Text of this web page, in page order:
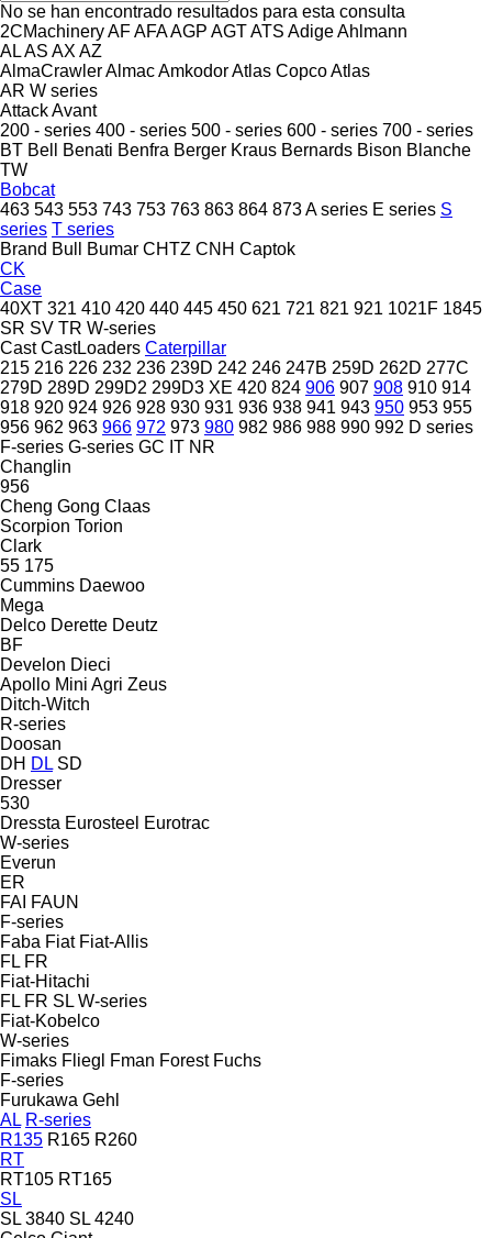
No se han encontrado resultados para esta consulta
2CMachineryAFAFAAGP AGTATS AdigeAhlmann
ALAS AX AZ
AlmaCrawlerAlmacAmkodorAtlas CopcoAtlas
AR W series
AttackAvant
200 - series 400 - series 500 - series 600 - series 700 - series
BT Bell Benati Benfra Berger Kraus Bernards Bison Blanche
TW
Bobcat
463 543 553 743 753 763 863 864 873A series E series S
series T series
Brand Bull Bumar CHTZ CNH Captok
CK
Case
40XT 321 410 420 440 445 450 621 721 821 921 1021F 1845
SR SV TR W-series
Cast CastLoaders Caterpillar
215 216 226 232 236 239D 242 246 247B 259D 262D 277C
279D 289D 299D2 299D3 XE 420 824 906 907 908 910 914
918 920 924 926 928 930 931 936 938 941 943 950 953 955
956 962 963 966 972 973 980 982 986 988 990 992 D series
F-series G-series GC IT NR
Changlin
956
Cheng Gong Claas
Scorpion Torion
Clark
55 175
Cummins Daewoo
Mega
Delco Derette Deutz
BF
Develon Dieci
Apollo Mini Agri Zeus
Ditch-Witch
R-series
Doosan
DH DL SD
Dresser
530
Dressta Eurosteel Eurotrac
W-series
Everun
ER
FAI FAUN
F-series
Faba Fiat Fiat-Allis
FL FR
Fiat-Hitachi
FL FR SL W-series
Fiat-Kobelco
W-series
Fimaks Fliegl Fman Forest Fuchs
F-series
Furukawa Gehl
AL R-series
R135 R165 R260
RT
RT105 RT165
SL
SL 3840 SL 4240